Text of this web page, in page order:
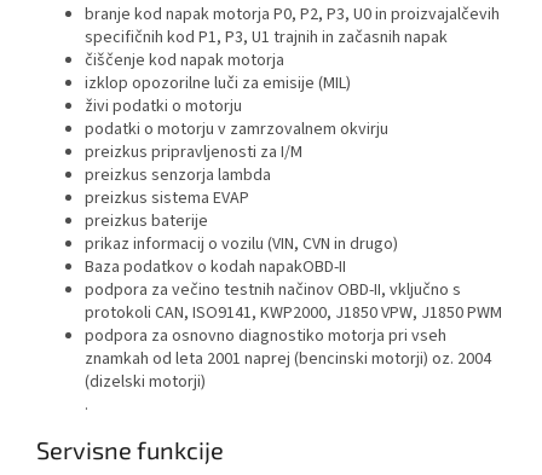
branje kod napak motorja P0, P2, P3, U0 in proizvajalčevih
specifičnih kod P1, P3, U1 trajnih in začasnih napak
čiščenje kod napak motorja
izklop opozorilne luči za emisije (MIL)
živi podatki o motorju
podatki o motorju v zamrzovalnem okvirju
preizkus pripravljenosti za I/M
preizkus senzorja lambda
preizkus sistema EVAP
preizkus baterije
prikaz informacij o vozilu (VIN, CVN in drugo)
Baza podatkov o kodah napakOBD-II
podpora za večino testnih načinov OBD-II, vključno s
protokoli CAN, ISO9141, KWP2000, J1850 VPW, J1850 PWM
podpora za osnovno diagnostiko motorja pri vseh
znamkah od leta 2001 naprej (bencinski motorji) oz. 2004
(dizelski motorji)
.
Servisne funkcije